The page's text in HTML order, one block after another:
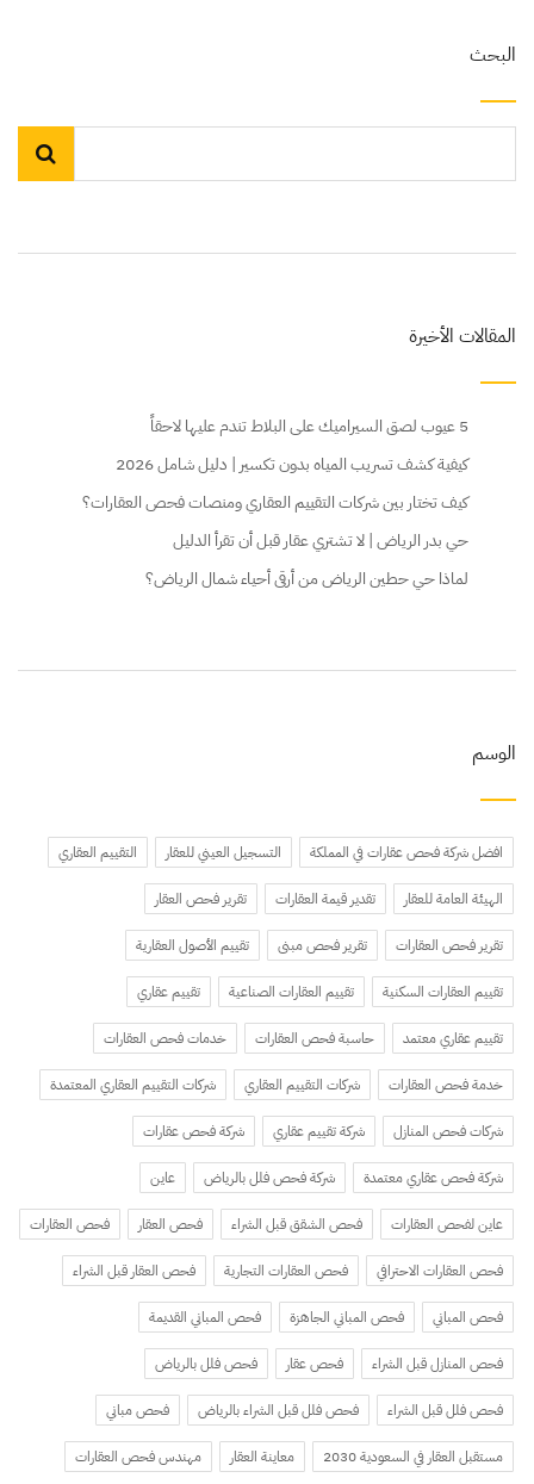
البحث
المقالات الأخيرة
5 عيوب لصق السيراميك على البلاط تندم عليها لاحقاً
كيفية كشف تسريب المياه بدون تكسير | دليل شامل 2026
كيف تختار بين شركات التقييم العقاري ومنصات فحص العقارات؟
حي بدر الرياض | لا تشتري عقار قبل أن تقرأ الدليل
لماذا حي حطين الرياض من أرقى أحياء شمال الرياض؟
الوسم
افضل شركة فحص عقارات في المملكة التسجيل العيني للعقار التقييم العقاري
الهيئة العامة للعقار تقدير قيمة العقارات تقرير فحص العقار
تقرير فحص العقارات تقرير فحص مبنى تقييم الأصول العقارية
تقييم العقارات السكنية تقييم العقارات الصناعية تقييم عقاري
تقييم عقاري معتمد حاسبة فحص العقارات خدمات فحص العقارات
خدمة فحص العقارات شركات التقييم العقاري شركات التقييم العقاري المعتمدة
شركات فحص المنازل شركة تقييم عقاري شركة فحص عقارات
شركة فحص عقاري معتمدة شركة فحص فلل بالرياض عاين
عاين لفحص العقارات فحص الشقق قبل الشراء فحص العقار فحص العقارات
فحص العقارات الاحترافي فحص العقارات التجارية فحص العقار قبل الشراء
فحص المباني فحص المباني الجاهزة فحص المباني القديمة
فحص المنازل قبل الشراء فحص عقار فحص فلل بالرياض
فحص فلل قبل الشراء فحص فلل قبل الشراء بالرياض فحص مباني
مستقبل العقار في السعودية 2030 معاينة العقار مهندس فحص العقارات